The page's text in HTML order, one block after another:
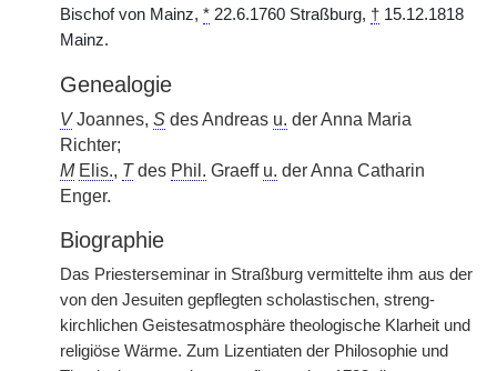
Bischof von Mainz, * 22.6.1760 Straßburg, † 15.12.1818
Mainz.
Genealogie
VJoannes, S des Andreas u. der Anna Maria
Richter;
M Elis., Tdes Phil. Graeff u. der Anna Catharin
Enger.
Biographie
Das Priesterseminar in Straßburg vermittelte ihm aus der
von den Jesuiten gepflegten scholastischen, streng-
kirchlichen Geistesatmosphäre theologische Klarheit und
religiöse Wärme. Zum Lizentiaten der Philosophie und